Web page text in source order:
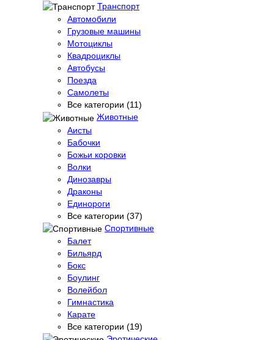
Транспорт
Автомобили
Грузовые машины
Мотоциклы
Квадроциклы
Автобусы
Поезда
Самолеты
Все категории (11)
Животные
Аисты
Бабочки
Божьи коровки
Волки
Динозавры
Драконы
Единороги
Все категории (37)
Спортивные
Балет
Бильярд
Бокс
Боулинг
Волейбол
Гимнастика
Карате
Все категории (19)